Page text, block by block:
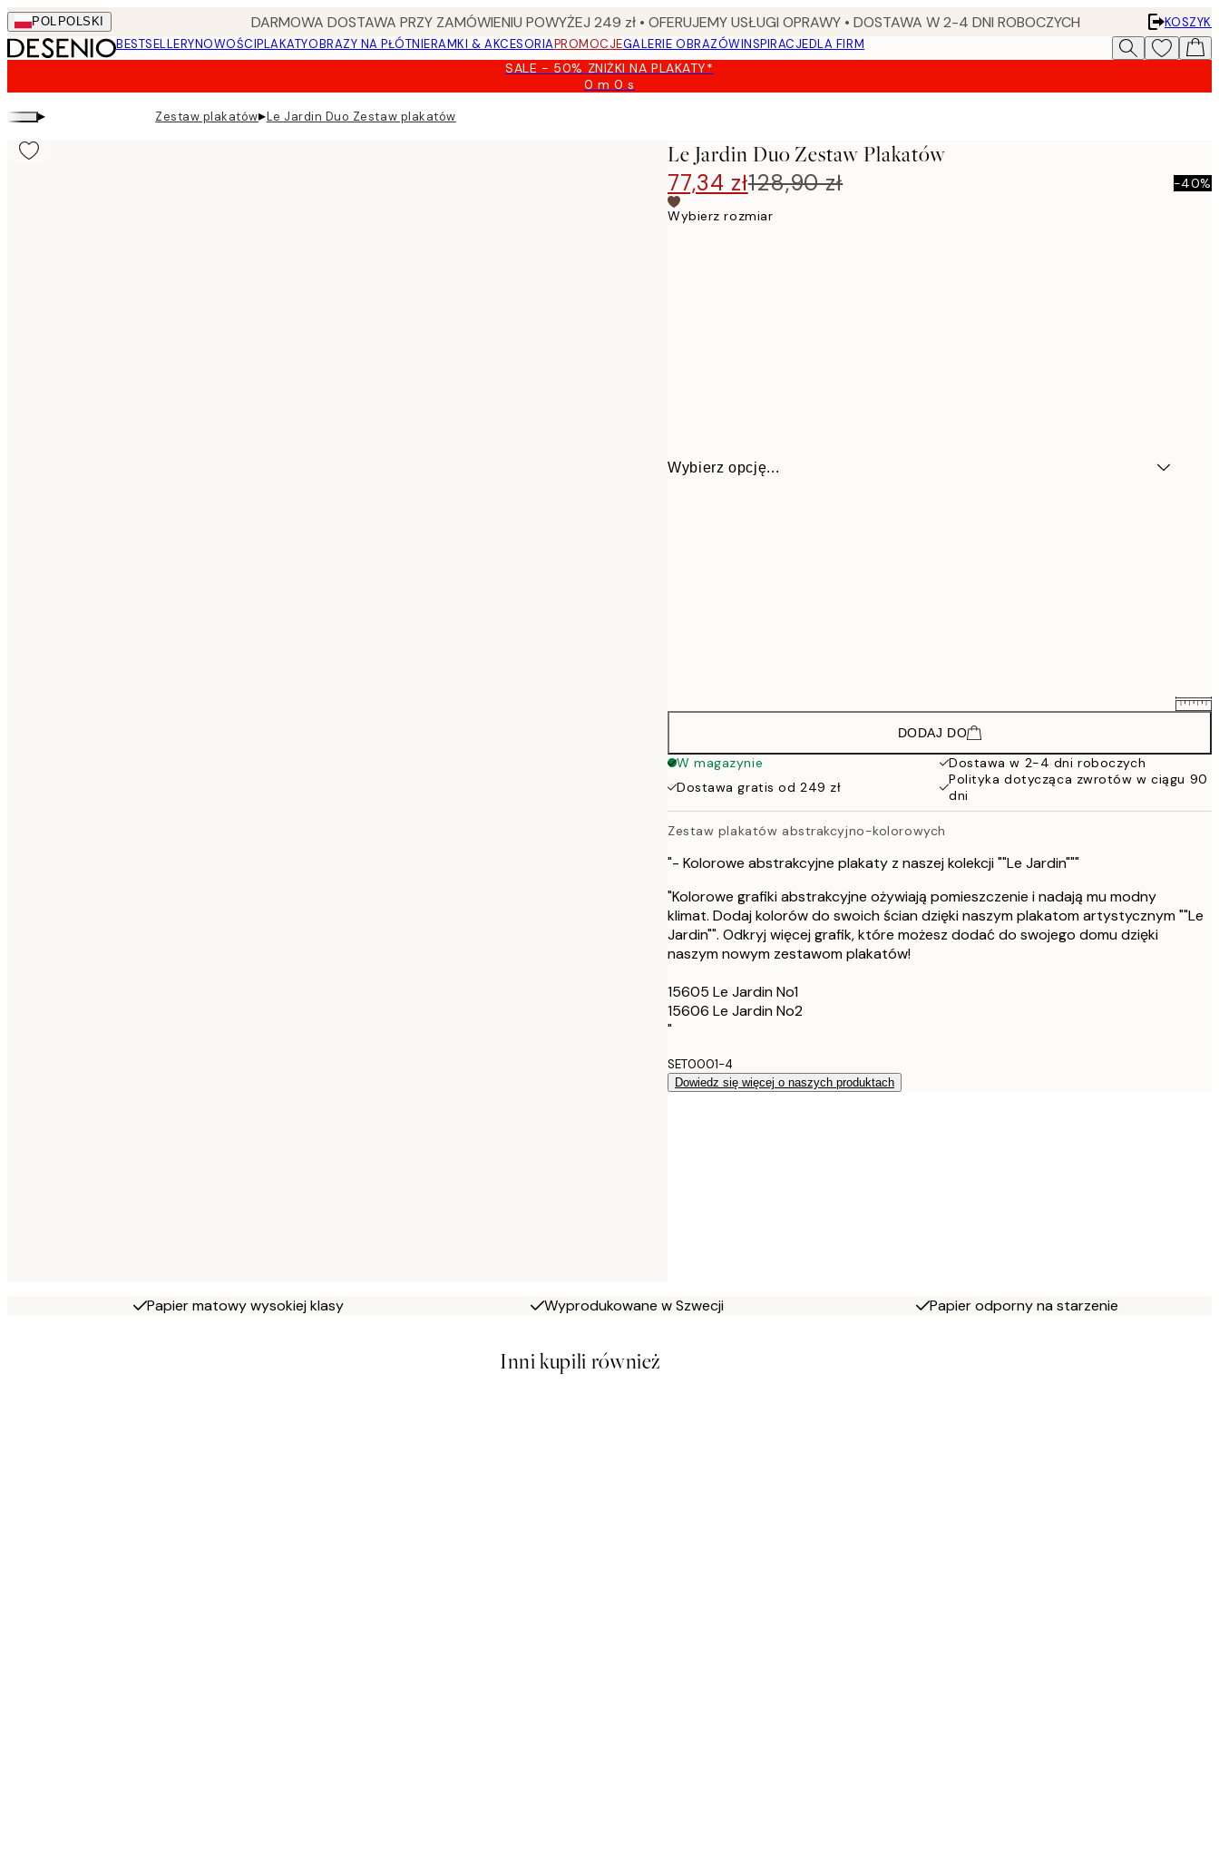
Skip
to
main
POL POLSKI DARMOWA DOSTAWA PRZY ZAMÓWIENIU POWYŻEJ 249 zł • OFERUJEMY USŁUGI OPRAWY • DOSTAWA W 2-4 DNI ROBOCZYCH
KOSZYK
BESTSELLERYNOWOŚCIPLAKATYOBRAZY NA PŁÓTNIERAMKI & AKCESORIAPROMOCJEGALERIE OBRAZÓWINSPIRACJEDLA FIRM
SALE - 50% ZNIŻKI NA PLAKATY*
0 m0 s
Ważny
▸ Zestaw plakatów▸Le Jardin Duo Zestaw plakatów
Le Jardin Duo Zestaw Plakatów
77,34 zł128,90 zł -40%
Wybierz rozmiar
Wybierz opcję...
128,90 zł
30x40 cm 116,40 zł
40x50 cm
70x100 cm 273,60 zł
DODAJ DO
W magazynie
Dostawa w 2-4 dni roboczych
Dostawa gratis od 249 zł
Polityka dotycząca zwrotów w ciągu 90
dni
Zestaw plakatów abstrakcyjno-kolorowych
"- Kolorowe abstrakcyjne plakaty z naszej kolekcji ""Le Jardin"""
"Kolorowe grafiki abstrakcyjne ożywiają pomieszczenie i nadają mu modny
klimat. Dodaj kolorów do swoich ścian dzięki naszym plakatom artystycznym ""Le
Jardin"". Odkryj więcej grafik, które możesz dodać do swojego domu dzięki
naszym nowym zestawom plakatów!
15605 Le Jardin No1
15606 Le Jardin No2
"
SET0001-4
Dowiedz się więcej o naszych produktach
Papier matowy wysokiej klasy Wyprodukowane w Szwecji Papier odporny na starzenie
Inni kupili również